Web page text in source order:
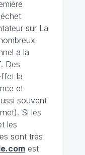
sur La
a la
Des
la
et
souvent
Si les
les
sont très
est